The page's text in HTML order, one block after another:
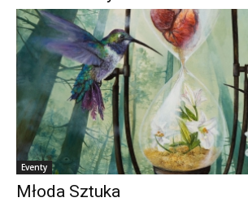
Eventy
Młoda Sztuka